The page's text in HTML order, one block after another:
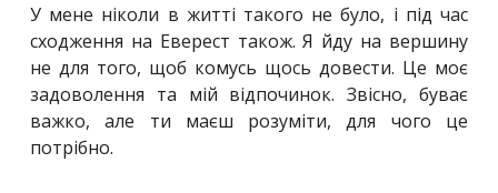
У мене ніколи в житті такого не було, і під час
сходження на Еверест також. Я йду на вершину
не для того, щоб комусь щось довести. Це моє
задоволення та мій відпочинок. Звісно, буває
важко, але ти маєш розуміти, для чого це
потрібно.